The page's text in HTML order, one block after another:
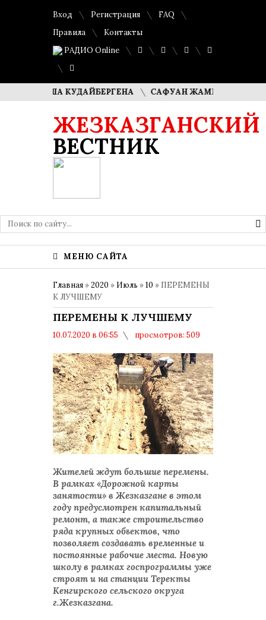
Вход Регистрация
FAQ
Правила
Контакты
РАДИО Online
КУДАЙБЕРГЕНА САФУАН ЖАМПЕИСОВ: «МЫ
ЖЕЗКАЗГАНСКИЙ
ВЕСТНИК
МЕНЮ САЙТА
Главная »2020 » Июль »10 » ПЕРЕМЕНЫ
К ЛУЧШЕМУ
ПЕРЕМЕНЫ К ЛУЧШЕМУ
10.07.2020 в 06:55
просмотров: 509
Жителей ждут большие перемены.
В рамках «Дорожной карты
занятости» в Жезказгане в этом
году предусмотрен капитальный
ремонт, а также строительство
ряда крупных объектов, что
позволяет создавать временные и
постоянные рабочие места. Новую
школу в рамках госпрограммы уже
строят и на станции Теректы
Кенгирского сельского округа
г.Жезказгана.